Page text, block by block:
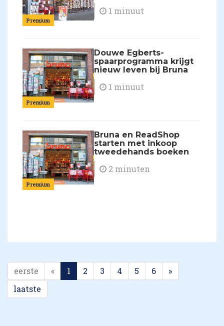
Premium
1 minuut
Premium
Douwe Egberts-
spaarprogramma krijgt
nieuw leven bij Bruna
1 minuut
Premium
Bruna en ReadShop
starten met inkoop
tweedehands boeken
2 minuten
eerste « 1 2 3 4 5 6
»
laatste